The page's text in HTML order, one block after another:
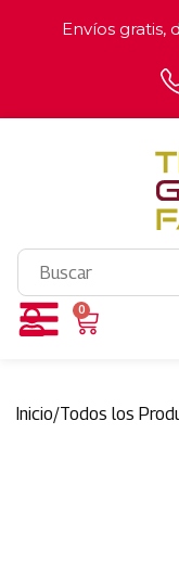
Envíos gratis,
0
Inicio/Todos los